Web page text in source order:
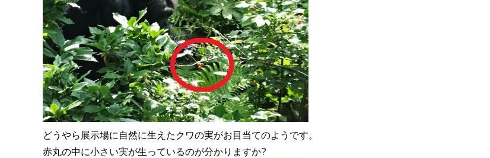
どうやら展示場に自然に生えたクワの実がお目当てのようです。
赤丸の中に小さい実が生っているのが分かりますか?